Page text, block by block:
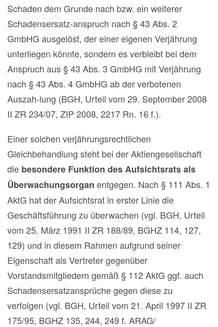
Schaden dem Grunde nach bzw. ein weiterer
Schadensersatz-anspruch nach § 43 Abs. 2
GmbHG ausgelöst, der einer eigenen Verjährung
unterliegen könnte, sondern es verbleibt bei dem
Anspruch aus § 43 Abs. 3 GmbHG mit Verjährung
nach § 43 Abs. 4 GmbHG ab der verbotenen
Auszah-lung (BGH, Urteil vom 29. September 2008
II ZR 234/07, ZIP 2008, 2217 Rn. 16 f.).
Einer solchen verjährungsrechtlichen
Gleichbehandlung steht bei der Aktiengesellschaft
die besondere Funktion des Aufsichtsrats als
Überwachungsorgan entgegen. Nach § 111 Abs. 1
AktG hat der Aufsichtsrat in erster Linie die
Geschäftsführung zu überwachen (vgl. BGH, Urteil
vom 25. März 1991 II ZR 188/89, BGHZ 114, 127,
129) und in diesem Rahmen aufgrund seiner
Eigenschaft als Vertreter gegenüber
Vorstandsmitgliedern gemäß § 112 AktG ggf. auch
Schadensersatzansprüche gegen diese zu
verfolgen (vgl. BGH, Urteil vom 21. April 1997 II ZR
175/95, BGHZ 135, 244, 249 f. ARAG/